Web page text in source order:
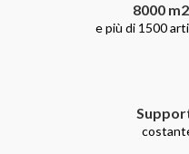
8000
e più di 1500